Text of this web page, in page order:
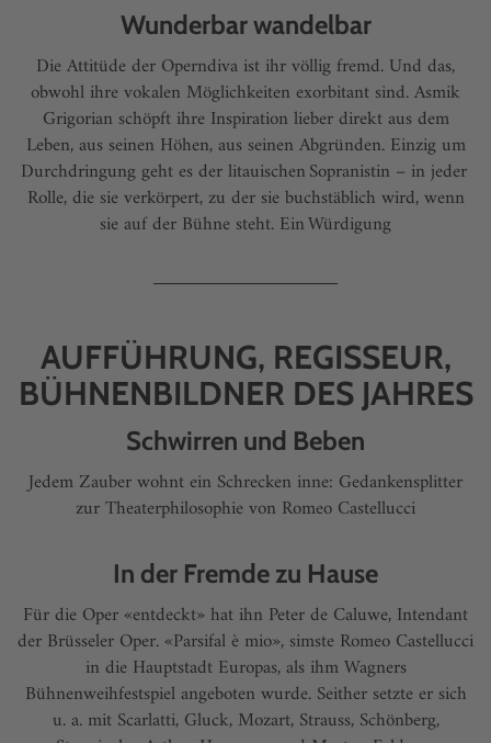
Wunderbar wandelbar
Die Attitüde der Operndiva ist ihr völlig fremd. Und das,
obwohl ihre vokalen Möglichkeiten exorbitant sind. Asmik
Grigorian schöpft ihre Inspiration lieber direkt aus dem
Leben, aus seinen Höhen, aus seinen Abgründen. Einzig um
Durchdringung geht es der litauischen Sopranistin – in jeder
Rolle, die sie verkörpert, zu der sie buchstäblich wird, wenn
sie auf der Bühne steht. Ein Würdigung
AUFFÜHRUNG, REGISSEUR,
BÜHNENBILDNER DES JAHRES
Schwirren und Beben
Jedem Zauber wohnt ein Schrecken inne: Gedankensplitter
zur Theaterphilosophie von Romeo Castellucci
In der Fremde zu Hause
Für die Oper «entdeckt» hat ihn Peter de Caluwe, Intendant
der Brüsseler Oper. «Parsifal è mio», simste Romeo Castellucci
in die Hauptstadt Europas, als ihm Wagners
Bühnenweihfestspiel angeboten wurde. Seither setzte er sich
u. a. mit Scarlatti, Gluck, Mozart, Strauss, Schönberg,